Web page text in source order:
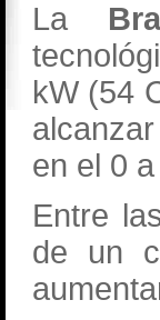
La
kW (54
en el 0
Entre
de un